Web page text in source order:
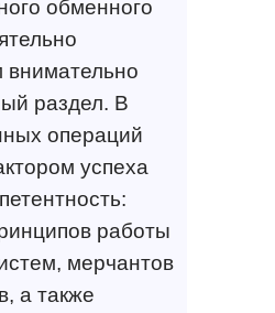
обменного
внимательно
раздел. В
операций
успеха
работы
мерчантов
а также